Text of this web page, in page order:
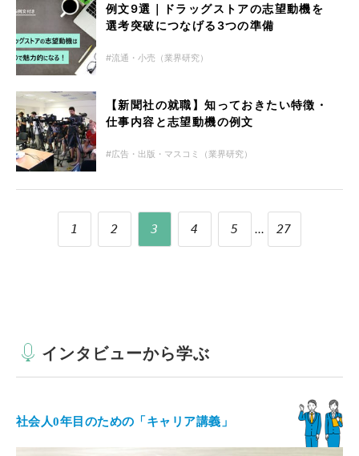
例文9選｜ドラッグストアの志望動機を
選考突破につなげる3つの準備
流通・小売（業界研究）
【新聞社の就職】知っておきたい特徴・
仕事内容と志望動機の例文
広告・出版・マスコミ（業界研究）
1 2 3 4 5 ... 27
インタビューから学ぶ
社会人0年目のための「キャリア講義」